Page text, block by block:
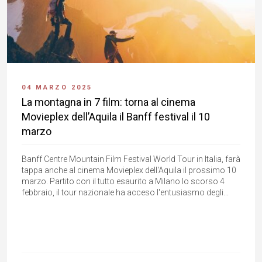
04 MARZO 2025
La montagna in 7 film: torna al cinema
Movieplex dell’Aquila il Banff festival il 10
marzo
Banff Centre Mountain Film Festival World Tour in Italia, farà
tappa anche al cinema Movieplex dell'Aquila il prossimo 10
marzo. Partito con il tutto esaurito a Milano lo scorso 4
febbraio, il tour nazionale ha acceso l'entusiasmo degli...